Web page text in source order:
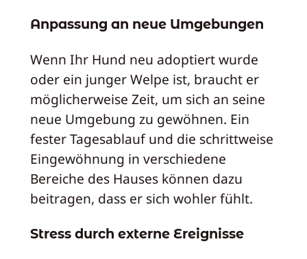
Anpassung an neue Umgebungen
Wenn Ihr Hund neu adoptiert wurde
oder ein junger Welpe ist, braucht er
möglicherweise Zeit, um sich an seine
neue Umgebung zu gewöhnen. Ein
fester Tagesablauf und die schrittweise
Eingewöhnung in verschiedene
Bereiche des Hauses können dazu
beitragen, dass er sich wohler fühlt.
Stress durch externe Ereignisse